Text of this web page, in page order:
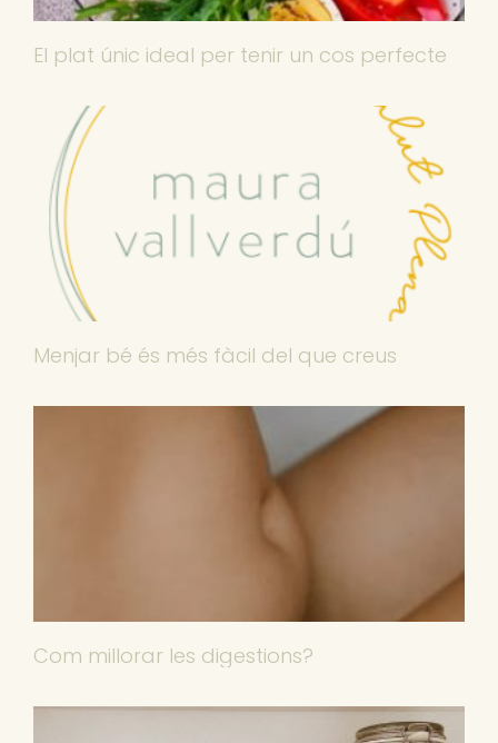
El plat únic ideal per tenir un cos perfecte
Menjar bé és més fàcil del que creus
Com millorar les digestions?